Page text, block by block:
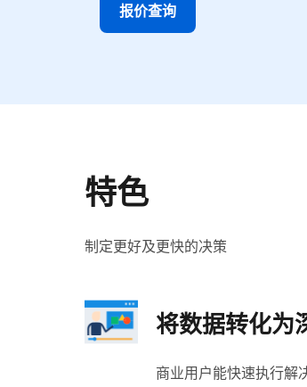
报价查询
特色
制定更好及更快的决策
将数据转化为
商业用户能快速执行解